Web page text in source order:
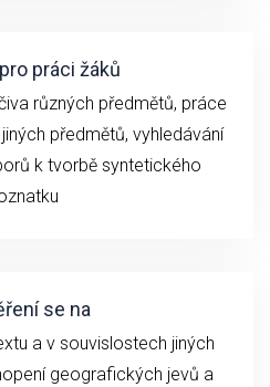
práci žáků
různých předmětů, práce
předmětů, vyhledávání
k tvorbě syntetického
se na
a v souvislostech jiných
geografických jevů a